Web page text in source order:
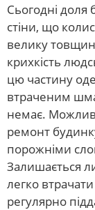
Сьогодні доля
стіни, що
велику
крихкість
цю частину
втраченим
немає.
ремонт
порожніми
Залишається
легко втрачати
регулярно